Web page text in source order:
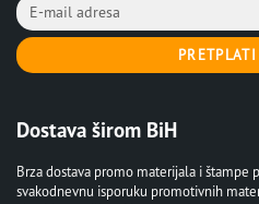
PRETPLATI
Dostava širom BiH
Brza dostava promo materijala i štampe
svakodnevnu isporuku promotivnih